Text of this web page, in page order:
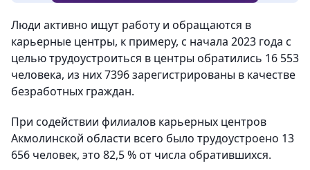
Люди активно ищут работу и обращаются в
карьерные центры, к примеру, с начала 2023 года с
целью трудоустроиться в центры обратились 16 553
человека, из них 7396 зарегистрированы в качестве
безработных граждан.
При содействии филиалов карьерных центров
Акмолинской области всего было трудоустроено 13
656 человек, это 82,5 % от числа обратившихся.